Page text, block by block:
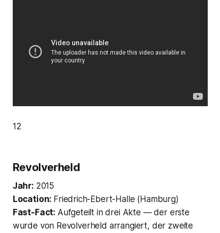
12
Revolverheld
Jahr: 2015
Location: Friedrich-Ebert-Halle (Hamburg)
Fast-Fact: Aufgeteilt in drei Akte — der erste
wurde von Revolverheld arrangiert, der zweite